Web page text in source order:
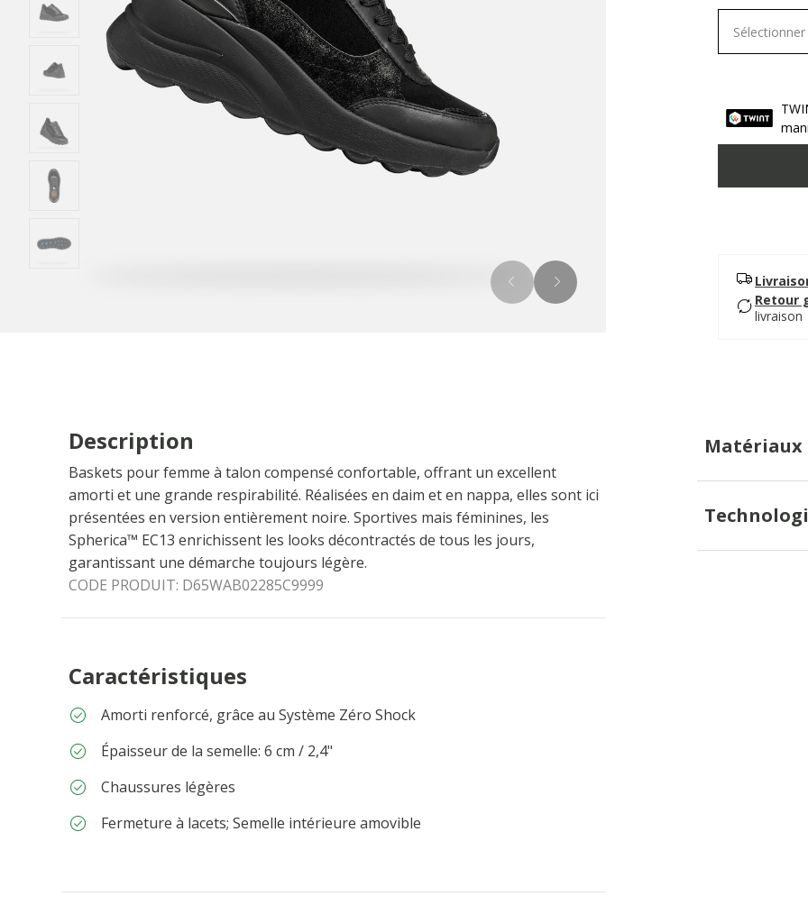
Retour
livraison
Description
Baskets pour femme à talon compensé confortable, offrant un excellent
amorti et une grande respirabilité. Réalisées en daim et en nappa, elles sont ici
présentées en version entièrement noire. Sportives mais féminines, les
Spherica™ EC13 enrichissent les looks décontractés de tous les jours,
garantissant une démarche toujours légère.
CODE PRODUIT: D65WAB02285C9999
Caractéristiques
Amorti renforcé, grâce au Système Zéro Shock
Épaisseur de la semelle: 6 cm / 2,4"
Chaussures légères
Fermeture à lacets; Semelle intérieure amovible
Matériaux